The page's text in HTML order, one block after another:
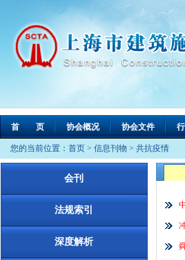
首 页 协会概况 协会文件
您的当前位置： 首页 > 信息刊物 > 共抗疫情
会刊
法规索引
深度解析